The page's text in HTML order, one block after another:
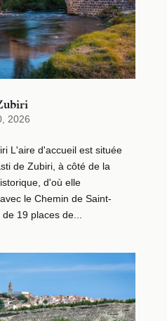
2026
L'aire d'accueil est située
de Zubiri, à côté de la
d'où elle
le Chemin de Saint-
19 places de...